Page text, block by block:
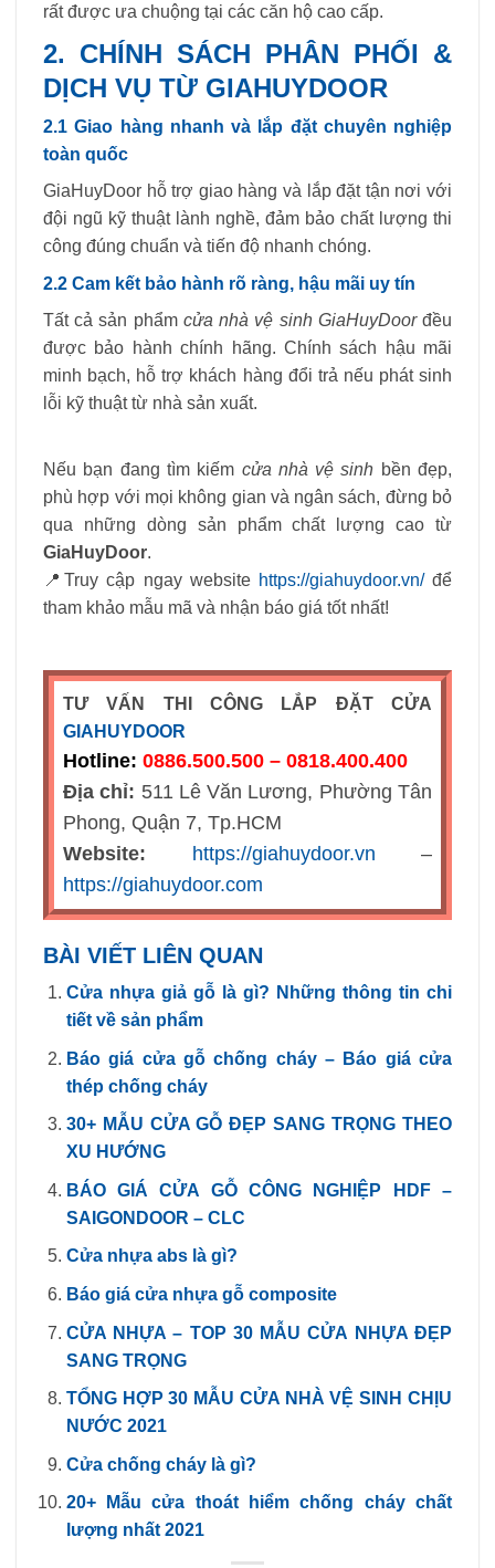
rất được ưa chuộng tại các căn hộ cao cấp.
2. CHÍNH SÁCH PHÂN PHỐI &
DỊCH VỤ TỪ GIAHUYDOOR
2.1 Giao hàng nhanh và lắp đặt chuyên nghiệp
toàn quốc
GiaHuyDoor hỗ trợ giao hàng và lắp đặt tận nơi với
đội ngũ kỹ thuật lành nghề, đảm bảo chất lượng thi
công đúng chuẩn và tiến độ nhanh chóng.
2.2 Cam kết bảo hành rõ ràng, hậu mãi uy tín
Tất cả sản phẩm cửa nhà vệ sinh GiaHuyDoorđều
được bảo hành chính hãng. Chính sách hậu mãi
minh bạch, hỗ trợ khách hàng đổi trả nếu phát sinh
lỗi kỹ thuật từ nhà sản xuất.
Nếu bạn đang tìm kiếm cửa nhà vệ sinh bền đẹp,
phù hợp với mọi không gian và ngân sách, đừng bỏ
qua những dòng sản phẩm chất lượng cao từ
GiaHuyDoor.
📍Truy cập ngay website https://giahuydoor.vn/để
tham khảo mẫu mã và nhận báo giá tốt nhất!
TƯ VẤN THI CÔNG LẮP ĐẶT CỬA
GIAHUYDOOR
Hotline: 0886.500.500 – 0818.400.400
Địa chỉ: 511 Lê Văn Lương, Phường Tân
Phong, Quận 7, Tp.HCM
Website:
https://giahuydoor.vn –
https://giahuydoor.com
BÀI VIẾT LIÊN QUAN
Cửa nhựa giả gỗ là gì? Những thông tin chi
tiết về sản phẩm
Báo giá cửa gỗ chống cháy – Báo giá cửa
thép chống cháy
30+ MẪU CỬA GỖ ĐẸP SANG TRỌNG THEO
XU HƯỚNG
BÁO GIÁ CỬA GỖ CÔNG NGHIỆP HDF –
SAIGONDOOR – CLC
Cửa nhựa abs là gì?
Báo giá cửa nhựa gỗ composite
CỬA NHỰA – TOP 30 MẪU CỬA NHỰA ĐẸP
SANG TRỌNG
TỔNG HỢP 30 MẪU CỬA NHÀ VỆ SINH CHỊU
NƯỚC 2021
Cửa chống cháy là gì?
20+ Mẫu cửa thoát hiểm chống cháy chất
lượng nhất 2021